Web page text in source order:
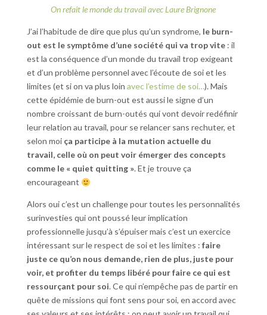
On refait le monde du travail avec Laure Brignone
J’ai l’habitude de dire que plus qu’un syndrome, le burn-
out est le symptôme d’une société qui va trop vite: il
est la conséquence d’un monde du travail trop exigeant
et d’un problème personnel avec l’écoute de soi et les
limites (et si on va plus loin avec l’estime de soi…). Mais
cette épidémie de burn-out est aussi le signe d’un
nombre croissant de burn-outés qui vont devoir redéfinir
leur relation au travail, pour se relancer sans rechuter, et
selon moi ça participe à la mutation actuelle du
travail, celle où on peut voir émerger des concepts
comme le « quiet quitting ». Et je trouve ça
encourageant
Alors oui c’est un challenge pour toutes les personnalités
surinvesties qui ont poussé leur implication
professionnelle jusqu’à s’épuiser mais c’est un exercice
intéressant sur le respect de soi et les limites : faire
juste ce qu’on nous demande, rien de plus, juste pour
voir, et profiter du temps libéré pour faire ce qui est
ressourçant pour soi. Ce qui n’empêche pas de partir en
quête de missions qui font sens pour soi, en accord avec